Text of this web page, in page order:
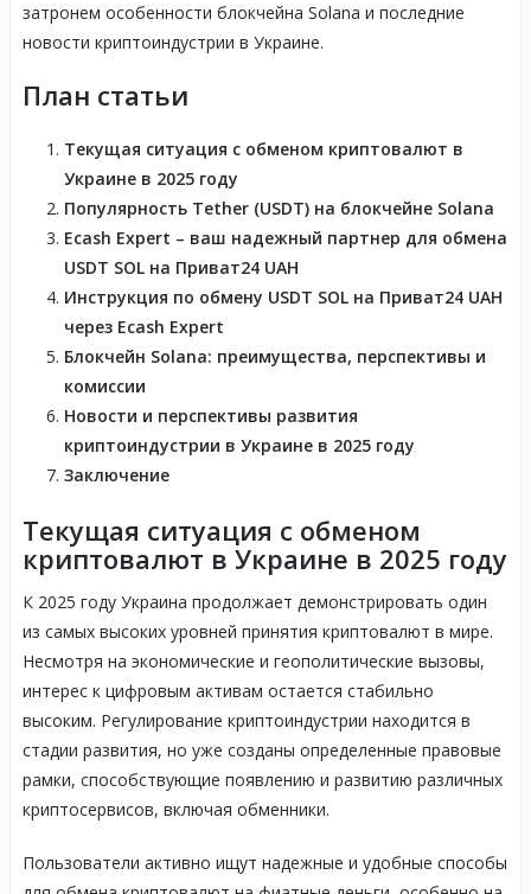
затронем особенности блокчейна Solana и последние
новости криптоиндустрии в Украине.
План статьи
Текущая ситуация с обменом криптовалют в
Украине в 2025 году
Популярность Tether (USDT) на блокчейне Solana
Ecash Expert – ваш надежный партнер для обмена
USDT SOL на Приват24 UAH
Инструкция по обмену USDT SOL на Приват24 UAH
через Ecash Expert
Блокчейн Solana: преимущества, перспективы и
комиссии
Новости и перспективы развития
криптоиндустрии в Украине в 2025 году
Заключение
Текущая ситуация с обменом
криптовалют в Украине в 2025 году
К 2025 году Украина продолжает демонстрировать один
из самых высоких уровней принятия криптовалют в мире.
Несмотря на экономические и геополитические вызовы,
интерес к цифровым активам остается стабильно
высоким. Регулирование криптоиндустрии находится в
стадии развития, но уже созданы определенные правовые
рамки, способствующие появлению и развитию различных
криптосервисов, включая обменники.
Пользователи активно ищут надежные и удобные способы